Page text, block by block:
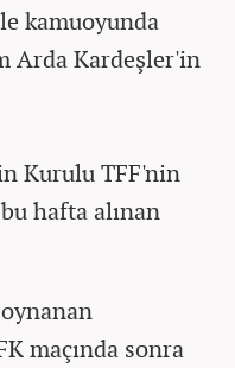
kamuoyunda
Arda Kardeşler'in
Kurulu TFF'nin
hafta alınan
maçında sonra